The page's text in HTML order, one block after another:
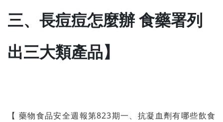
三、長痘痘怎麼辦 食藥署列
出三大類產品】
【 藥物食品安全週報第823期一、抗凝血劑有哪些飲食